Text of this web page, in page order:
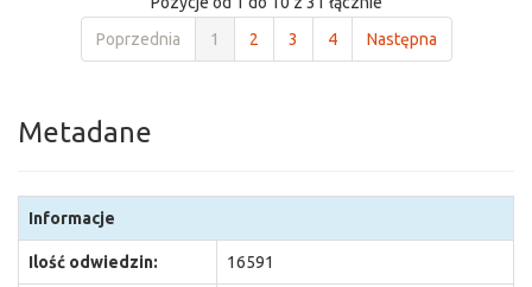
Poprzednia
1 2 3 4 Następna
Metadane
Informacje
Ilość odwiedzin: 16591